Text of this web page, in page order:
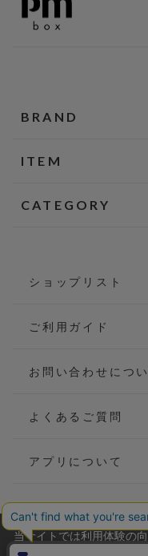
BRAND
ITEM
CATEGORY
ショップリスト
ご利用ガイド
お問い合わせにつ
よくあるご質問
アプリについて
会社概要
当サイトでは利用体験の
ラフィックの分析を目的